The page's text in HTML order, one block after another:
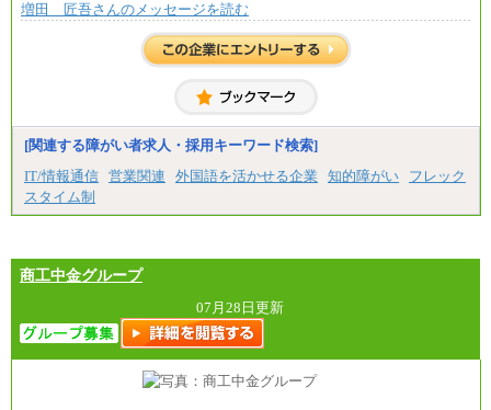
増田 匠吾さんのメッセージを読む
[関連する障がい者求人・採用キーワード検索]
IT/情報通信 営業関連 外国語を活かせる企業 知的障がい
フレック
スタイム制
商工中金グループ
07月28日更新